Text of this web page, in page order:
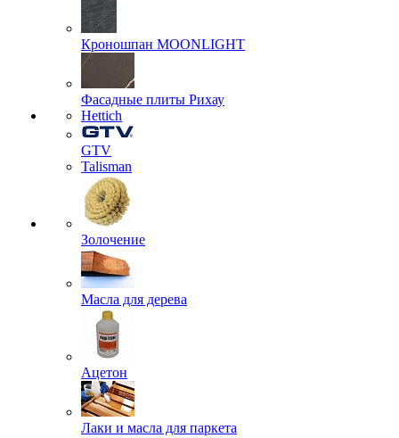
Кроношпан MOONLIGHT
Фасадные плиты Рихау
Hettich
GTV
Talisman
Золочение
Масла для дерева
Ацетон
Лаки и масла для паркета